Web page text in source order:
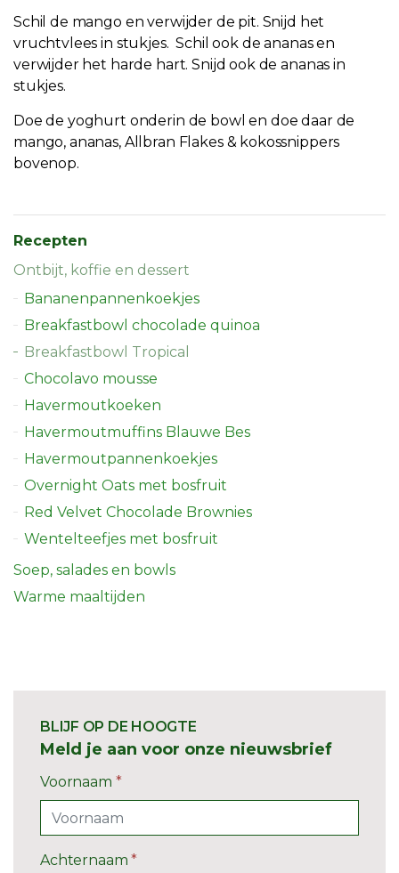
Schil de mango en verwijder de pit. Snijd het
vruchtvlees in stukjes. Schil ook de ananas en
verwijder het harde hart. Snijd ook de ananas in
stukjes.
Doe de yoghurt onderin de bowl en doe daar de
mango, ananas, Allbran Flakes & kokossnippers
bovenop.
Recepten
Ontbijt, koffie en dessert
Bananenpannenkoekjes
Breakfastbowl chocolade quinoa
Breakfastbowl Tropical
Chocolavo mousse
Havermoutkoeken
Havermoutmuffins Blauwe Bes
Havermoutpannenkoekjes
Overnight Oats met bosfruit
Red Velvet Chocolade Brownies
Wentelteefjes met bosfruit
Soep, salades en bowls
Warme maaltijden
BLIJF OP DE HOOGTE
Meld je aan voor onze nieuwsbrief
Voornaam *
Achternaam*